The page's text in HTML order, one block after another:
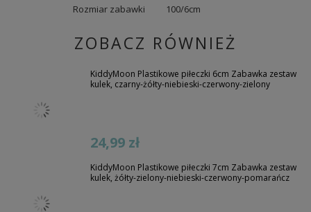
Rozmiar zabawki
100/6cm
ZOBACZ RÓWNIEŻ
KiddyMoon Plastikowe piłeczki 6cm Zabawka zestaw
kulek, czarny-żółty-niebieski-czerwony-zielony
24,99 zł
KiddyMoon Plastikowe piłeczki 7cm Zabawka zestaw
kulek, żółty-zielony-niebieski-czerwony-pomarańcz